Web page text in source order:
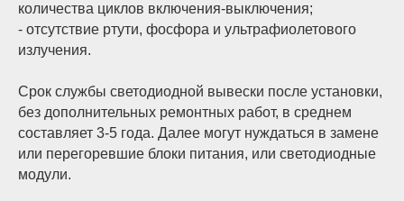
количества циклов включения-выключения;
- отсутствие ртути, фосфора и ультрафиолетового
излучения.
Срок службы светодиодной вывески после установки,
без дополнительных ремонтных работ, в среднем
составляет 3-5 года. Далее могут нуждаться в замене
или перегоревшие блоки питания, или светодиодные
модули.